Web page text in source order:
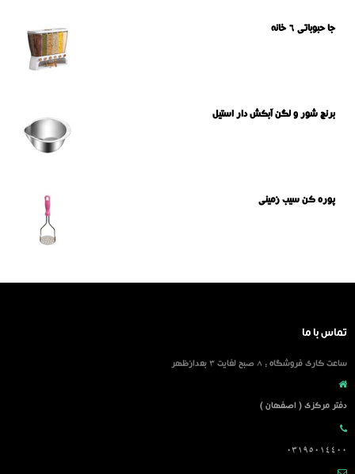
جا حبوباتی 6 خانه
برنج شور و لگن آبکش دار استیل
پوره کن سیب زمینی
تماس با ما
ساعت کاری فروشگاه : 8 صبح لغایت 3 بعدازظهر
دفتر مرکزی ( اصفهان )
03195014400